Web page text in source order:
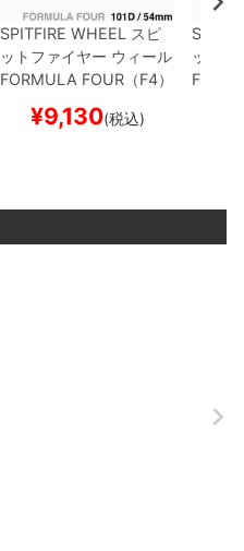
SPITFIRE WHEEL
スピ
ットファイヤー ウィール
FORMULA FOUR（F4）
4mm¥9,130(税込)
ットフ